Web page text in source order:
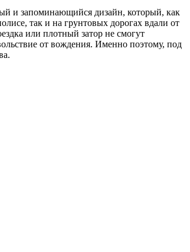
и запоминающийся дизайн, который, как
так и на грунтовых дорогах вдали от
или плотный затор не смогут
от вождения. Именно поэтому, под